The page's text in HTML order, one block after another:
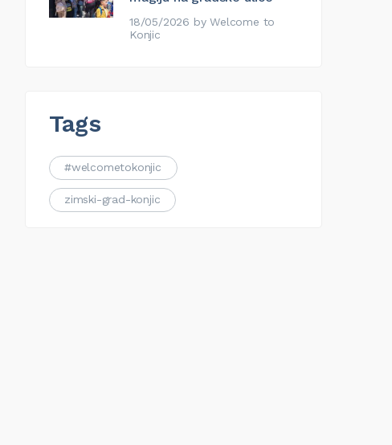
18/05/2026 byWelcome to
Konjic
Tags
#welcometokonjic
zimski-grad-konjic